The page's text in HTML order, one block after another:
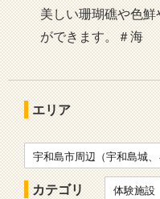
美しい珊瑚礁や色
ができます。＃海
エリア
宇和島市周辺（宇和島城、
カテゴリ 体験施設